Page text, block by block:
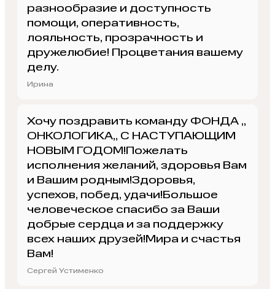
разнообразие и доступность
помощи, оперативность,
лояльность, прозрачность и
дружелюбие! Процветания вашему
делу.
Ирина
Хочу поздравить команду ФОНДА ,,
ОНКОЛОГИКА,, С НАСТУПАЮЩИМ
НОВЫМ ГОДОМ!Пожелать
исполнения желаний, здоровья Вам
и Вашим родным!Здоровья,
успехов, побед, удачи!Большое
человеческое спасибо за Ваши
добрые сердца и за поддержку
всех наших друзей!Мира и счастья
Вам!
Сергей Устименко